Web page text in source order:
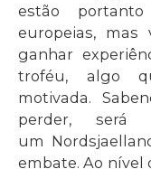
estão
europeias, mas
ganhar
troféu, algo
motivada.
perder, será
um
embate. Ao nível